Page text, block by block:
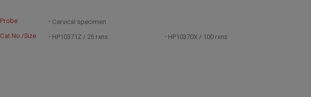
Probe
Cervical specimen
Cat No./Size
HP10371Z / 25 rxns HP10370X / 100 rxns